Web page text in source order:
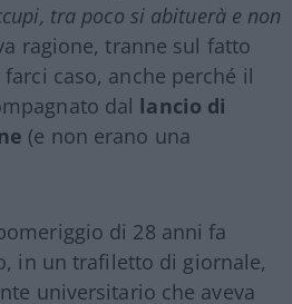
tra poco si abituerà e non
ragione, tranne sul fatto
caso, anche perché il
dal lancio di
(e non erano una
di 28 anni fa
in un trafiletto di giornale,
universitario che aveva